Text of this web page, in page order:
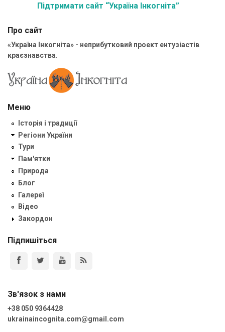
Підтримати сайт “Україна Інкогніта”
Про сайт
«Україна Інкогніта» - неприбутковий проект ентузіастів
краєзнавства.
Меню
Історія і традиції
Регіони України
Тури
Пам'ятки
Природа
Блог
Галереї
Відео
Закордон
Підпишіться
Зв'язок з нами
+38 050 9364428
ukrainaincognita.com@gmail.com